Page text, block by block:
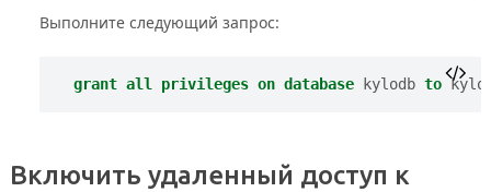
Выполните следующий запрос:
grant all privileges on database kylodb to kylo
Включить удаленный доступ к